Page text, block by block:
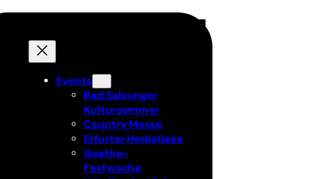
Events
Bad Salzunger
Kultursommer
Country Messe
Erfurter Herbstlese
Goethe-
Festwoche